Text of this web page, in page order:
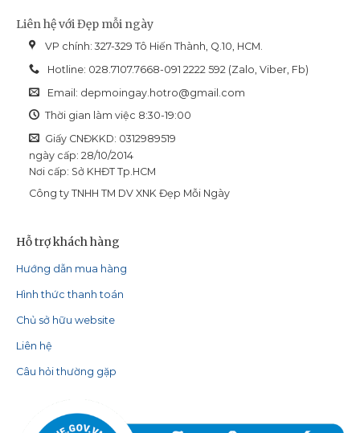
Liên hệ với Đẹp mỗi ngày
VP chính: 327-329 Tô Hiến Thành, Q.10, HCM.
Hotline: 028.7107.7668-091 2222 592 (Zalo, Viber, Fb)
Email: depmoingay.hotro@gmail.com
Thời gian làm việc 8:30-19:00
Giấy CNĐKKD: 0312989519
ngày cấp: 28/10/2014
Nơi cấp: Sở KHĐT Tp.HCM
Công ty TNHH TM DV XNK Đẹp Mỗi Ngày
Hỗ trợ khách hàng
Hướng dẫn mua hàng
Hình thức thanh toán
Chủ sở hữu website
Liên hệ
Câu hỏi thường gặp